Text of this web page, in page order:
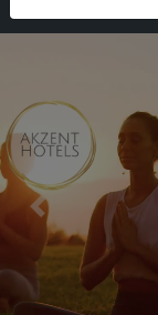
Previous